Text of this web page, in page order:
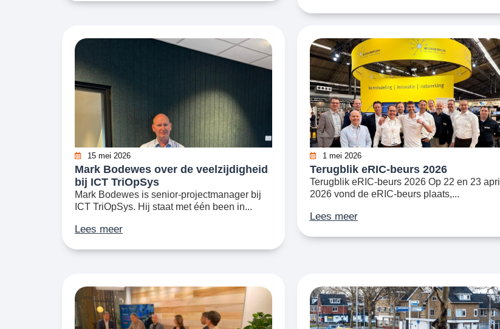
15 mei 2026
Mark Bodewes over de veelzijdigheid
bij ICT TriOpSys
Mark Bodewes is senior-projectmanager bij
ICT TriOpSys. Hij staat met één been in...
Lees meer
1 mei 2026
Terugblik eRIC-beurs 2026
Terugblik eRIC-beurs 2026 Op 22 en 23 april
2026 vond de eRIC-beurs plaats,...
Lees meer